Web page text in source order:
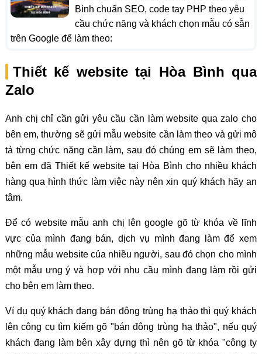
Bình chuẩn SEO, code tay PHP theo yêu
cầu chức năng và khách chọn mẫu có sẵn
trên Google để làm theo:
Thiết kế website tại Hòa Bình qua
Zalo
Anh chị chỉ cần gửi yêu cầu cần làm website qua zalo cho
bên em, thường sẽ gửi mẫu website cần làm theo và gửi mô
tả từng chức năng cần làm, sau đó chúng em sẽ làm theo,
bên em đã Thiết kế website tại Hòa Bình cho nhiều khách
hàng qua hình thức làm việc này nên xin quý khách hãy an
tâm.
Để có website mẫu anh chị lên google gõ từ khóa về lĩnh
vực của mình đang bán, dịch vụ mình đang làm để xem
những mẫu website của nhiều người, sau đó chọn cho mình
một mẫu ưng ý và hợp với nhu cầu mình đang làm rồi gửi
cho bên em làm theo.
Ví dụ quý khách đang bán đông trùng hạ thảo thì quý khách
lên công cụ tìm kiếm gõ "bán đông trùng hạ thảo", nếu quý
khách đang làm bên xây dựng thì nên gõ từ khóa "công ty